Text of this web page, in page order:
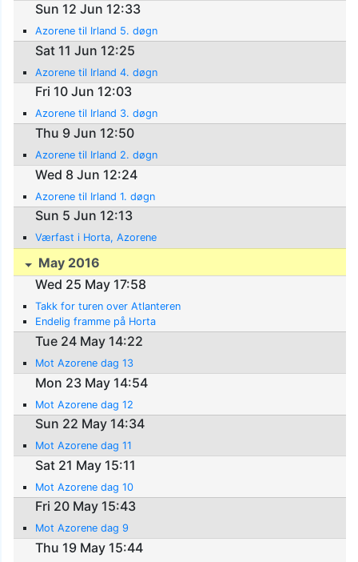
Sun 12 Jun 12:33
Azorene til Irland 5. døgn
Sat 11 Jun 12:25
Azorene til Irland 4. døgn
Fri 10 Jun 12:03
Azorene til Irland 3. døgn
Thu 9 Jun 12:50
Azorene til Irland 2. døgn
Wed 8 Jun 12:24
Azorene til Irland 1. døgn
Sun 5 Jun 12:13
Værfast i Horta, Azorene
May 2016
Wed 25 May 17:58
Takk for turen over Atlanteren
Endelig framme på Horta
Tue 24 May 14:22
Mot Azorene dag 13
Mon 23 May 14:54
Mot Azorene dag 12
Sun 22 May 14:34
Mot Azorene dag 11
Sat 21 May 15:11
Mot Azorene dag 10
Fri 20 May 15:43
Mot Azorene dag 9
Thu 19 May 15:44